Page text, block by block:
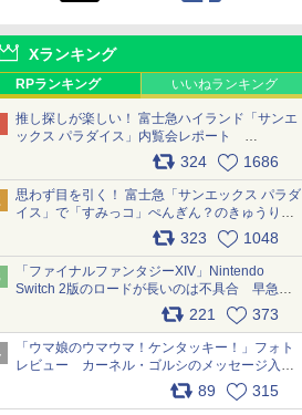
Xランキング
RPランキング いいねランキング
推し探しが楽しい！ 富士急ハイランド「サンエ
ックス パラダイス」内覧会レポート
324 1686
思わず目を引く！ 富士急「サンエックス パラダ
イス」で「すみっコ」ぺんぎん？のきゅうりド
ッグを食べてみた イラストそのままのメニュ
ー化に挑戦。これが意外にもおいしい
pic.x.com/Kgl04hZaeg
323 1048
「ファイナルファンタジーXIV」Nintendo
Switch 2版のロードが長いのは不具合 早急に
アップデートできるよう対応中221 373
「ウマ娘のウマウマ！ケンタッキー！」フォト
レビュー カーネル・ゴルシのメッセージ入り
パッケージや描き下ろしトレカなどが登場
89 315